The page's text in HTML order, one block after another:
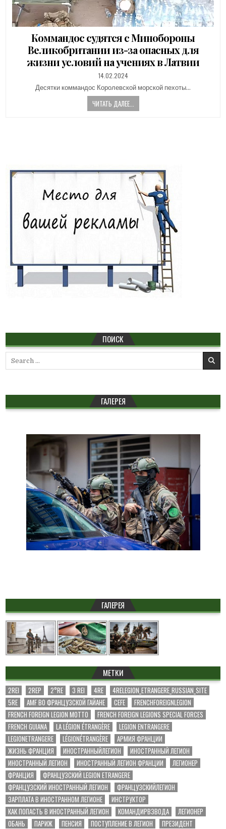
Коммандос судятся с Минобороны
Великобритании из-за опасных для
жизни условий на учениях в Латвии
PUBLISHED
DATE:
14.02.2024
Десятки коммандос Королевской морской пехоты…
ЧИТАТЬ ДАЛЕЕ...
ПОИСК
ГАЛЕРЕЯ
ГАЛЕРЕЯ
МЕТКИ
2REI 2REP 2°RE 3 REI 4RE
4RELEGION_ETRANGERE_RUSSIAN_SITE
5RE
AMF ВО ФРАНЦУЗСКОЙ ГАЙАНЕ CEFE
FRENCHFOREIGNLEGION
FRENCH FOREIGN LEGION MOTTO
FRENCH FOREIGN LEGIONS SPECIAL FORCES
FRENCH GUIANA
LA LÉGION ÉTRANGÈRE
LEGION ENTRANGERE
LEGIONETRANGERE
LÉGIONÉTRANGÈRE
АРМИЯ ФРАНЦИИ
ЖИЗНЬ ФРАНЦИЯ
ИНОСТРАННЫЙЛЕГИОН
ИНОСТРАННЫЙ ЛЕГИОН
ИНОСТРАННЫЙ ЛЕГИОН
ИНОСТРАННЫЙ ЛЕГИОН ФРАНЦИИ
ЛЕГИОНЕР
ФРАНЦИЯ
ФРАНЦУЗСКИЙ LEGION ETRANGERE
ФРАНЦУЗСКИЙ ИНОСТРАННЫЙ ЛЕГИОН
ФРАНЦУЗСКИЙЛЕГИОН
ЗАРПЛАТА В ИНОСТРАННОМ ЛЕГИОНЕ
ИНСТРУКТОР
КАК ПОПАСТЬ В ИНОСТРАННЫЙ ЛЕГИОН
КОМАНДИРВЗВОДА
ЛЕГИОНЕР
ОБАНЬ
ПАРИЖ ПЕНСИЯ ПОСТУПЛЕНИЕ В ЛЕГИОН
ПРЕЗИДЕНТ